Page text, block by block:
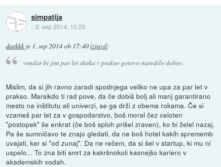
simpatija
::2. sep 2014, 10:20
darkkk je 1. sep 2014 ob 17:40izjavil:
vendar bi jim par let skoka v prakso gotovo naredilo dobro.
Mislim, da si jih ravno zaradi spodnjega veliko ne upa za par let v
prakso. Marsikdo ti rad pove, da če dobiš bolj ali manj garantirano
mesto na inštitutu ali univerzi, se ga drži z obema rokama. Če si
vzameš par let za v gospodarstvo, boš moral čez celoten
"postopek" še enkrat (če boš sploh prišel zraven), ko bi želel nazaj.
Pa še sumničavo te znajo gledati, da ne boš hotel kakih sprememb
uvajati, ker si "od zunaj". Da ne rečem, da si šel v startup, ki mu ni
uspelo... To zna biti smrt za kakršnokoli kasnejšo kariero v
akademskih vodah.